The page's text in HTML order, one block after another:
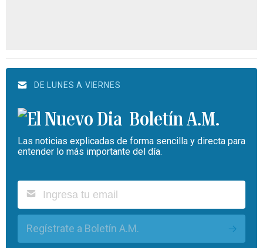
DE LUNES A VIERNES
Boletín A.M.
Las noticias explicadas de forma sencilla y directa para
entender lo más importante del día.
Regístrate a Boletín A.M.